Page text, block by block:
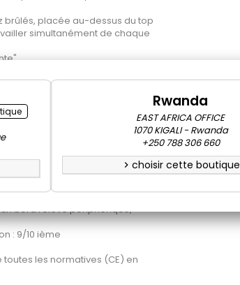
placée au-dessus du top
simultanément de chaque
inox réglables.
bord relevé périphérique,
: 9/10 ième
les normatives (CE) en
Rwanda
EAST AFRICA OFFICE
1070 KIGALI - Rwanda
+250 788 306 660
chevron_rightchoisir cette boutique